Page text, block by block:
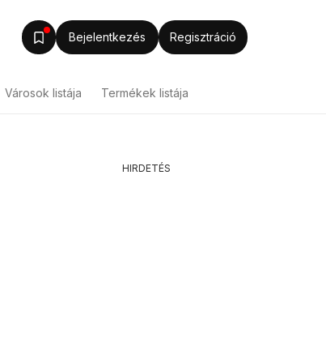
Bejelentkezés Regisztráció
Városok listája Termékek listája
HIRDETÉS